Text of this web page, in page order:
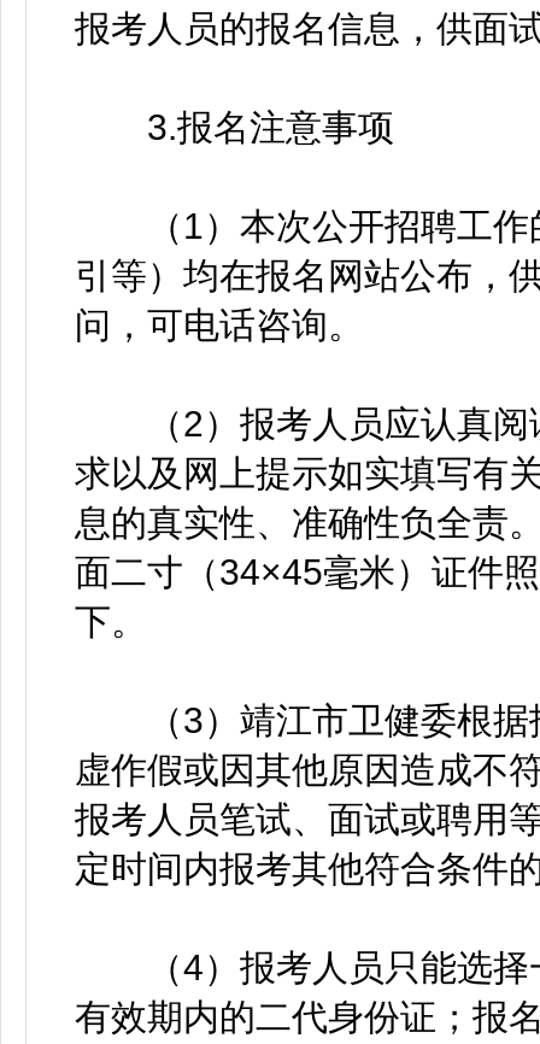
报考人员的报名信息，供面
3.报名注意事项
（1）本次公开招聘工作
引等）均在报名网站公布，
问，可电话咨询。
（2）报考人员应认真阅
求以及网上提示如实填写有
息的真实性、准确性负全责
面二寸（34×45毫米）证件
下。
（3）靖江市卫健委根据
虚作假或因其他原因造成不
报考人员笔试、面试或聘用
定时间内报考其他符合条件
（4）报考人员只能选择
有效期内的二代身份证；报